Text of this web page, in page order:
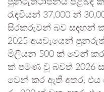
පුනරුත්ථාපනය පිළිබඳ
රැඳවියන් 37,000 න්
සිරකරුවන් බව සඳහන්
2025 අයවැයෙන්
මිලියන 500 ක් වෙන්
ක් පමණ වූ බවත් 2026
වෙන් කර ඇති අතර, එය